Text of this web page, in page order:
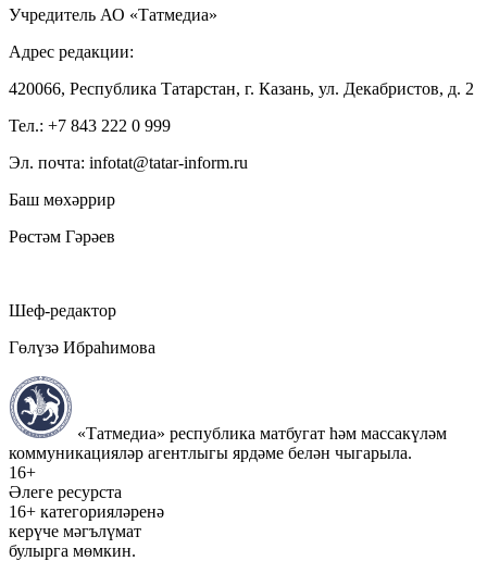
Учредитель АО «Татмедиа»
Адрес редакции:
420066, Республика Татарстан, г. Казань, ул. Декабристов, д. 2
Тел.: +7 843 222 0 999
Эл. почта: infotat@tatar-inform.ru
Баш мөхәррир
Рөстәм Гәрәев
Шеф-редактор
Гөлүзә Ибраһимова
«Татмедиа» республика матбугат һәм массакүләм
коммуникацияләр агентлыгы ярдәме белән чыгарыла.
16+
Әлеге ресурста
16+ категорияләренә
керүче мәгълүмат
булырга мөмкин.